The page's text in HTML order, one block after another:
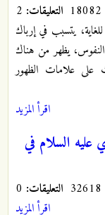
التعليقات:
يتسبب في إرباك
النفوس، يظهر من هناك
علامات الظهور
اقرأ المزيد
عليه السلام في
التعليقات:
اقرأ المزيد